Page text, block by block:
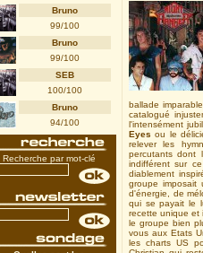
Bruno
99/100
Bruno
99/100
SEB
100/100
Bruno
94/100
Recherche par mot-clé
ballade
catalogué
l'intensément
Eyes ou le
relever les
percutants dont
indifférent sur
diablement
groupe
d'énergie, de
qui se payait le
recette unique et
le groupe bien
vous aux Etats
les charts US